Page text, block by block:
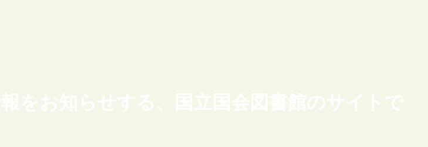
をお知らせする、国立国会図書館のサイトで